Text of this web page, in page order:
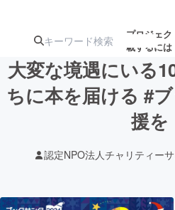
プロジェ
載するには
注目の新着プロ
大変な境遇にいる
ちに本を届ける #
援を
認定NPO法人チャリティー